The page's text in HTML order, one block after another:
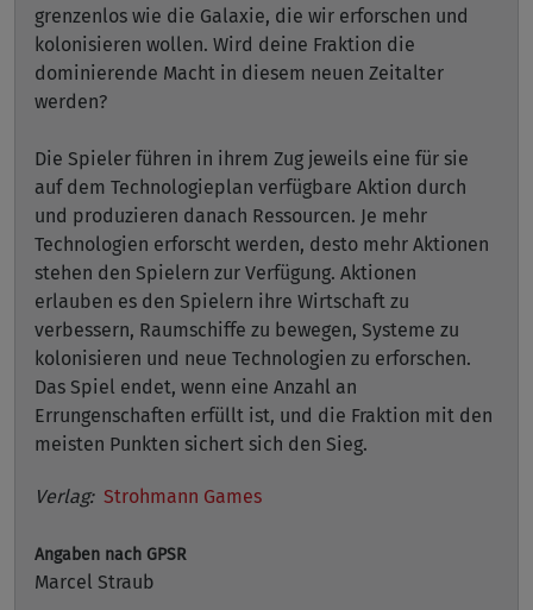
grenzenlos wie die Galaxie, die wir erforschen und
kolonisieren wollen. Wird deine Fraktion die
dominierende Macht in diesem neuen Zeitalter
werden?
Die Spieler führen in ihrem Zug jeweils eine für sie
auf dem Technologieplan verfügbare Aktion durch
und produzieren danach Ressourcen. Je mehr
Technologien erforscht werden, desto mehr Aktionen
stehen den Spielern zur Verfügung. Aktionen
erlauben es den Spielern ihre Wirtschaft zu
verbessern, Raumschiffe zu bewegen, Systeme zu
kolonisieren und neue Technologien zu erforschen.
Das Spiel endet, wenn eine Anzahl an
Errungenschaften erfüllt ist, und die Fraktion mit den
meisten Punkten sichert sich den Sieg.
Verlag: Strohmann Games
Angaben nach GPSR
Marcel Straub